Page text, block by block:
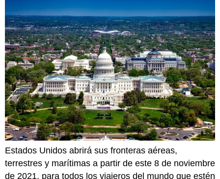
Estados Unidos abrirá sus fronteras aéreas,
terrestres y marítimas a partir de este 8 de noviembre
de 2021, para todos los viajeros del mundo que estén